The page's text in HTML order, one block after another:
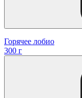
Горячее лобио
300 г